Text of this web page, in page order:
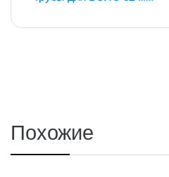
Похожие